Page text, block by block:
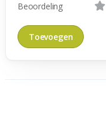
Beoordeling